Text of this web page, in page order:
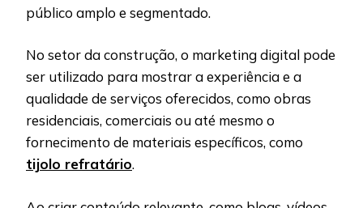
público amplo e segmentado.
No setor da construção, o marketing digital pode
ser utilizado para mostrar a experiência e a
qualidade de serviços oferecidos, como obras
residenciais, comerciais ou até mesmo o
fornecimento de materiais específicos, como
tijolo refratário.